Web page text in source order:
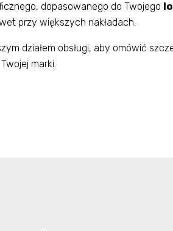
dopasowanego do Twojego
przy większych nakładach.
działem obsługi, aby omówić
marki.